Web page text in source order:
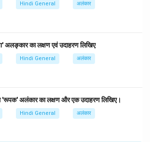
Hindi General अलंकार
अलङ्कार का लक्षण एवं उदाहरण लिखिए
Hindi General अलंकार
अलंकार का लक्षण और एक उदाहरण लिखिए।
Hindi General अलंकार